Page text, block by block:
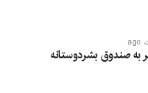
دالر به صندوق بشردوستانه